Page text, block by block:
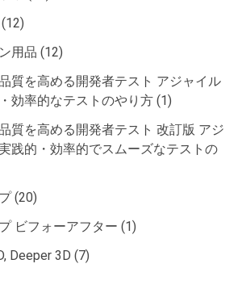
(12)
用品 (12)
質を高める開発者テスト アジャイル
効率的なテストのやり方 (1)
質を高める開発者テスト 改訂版 アジ
践的・効率的でスムーズなテストの
(20)
ビフォーアフター (1)
Deeper 3D (7)